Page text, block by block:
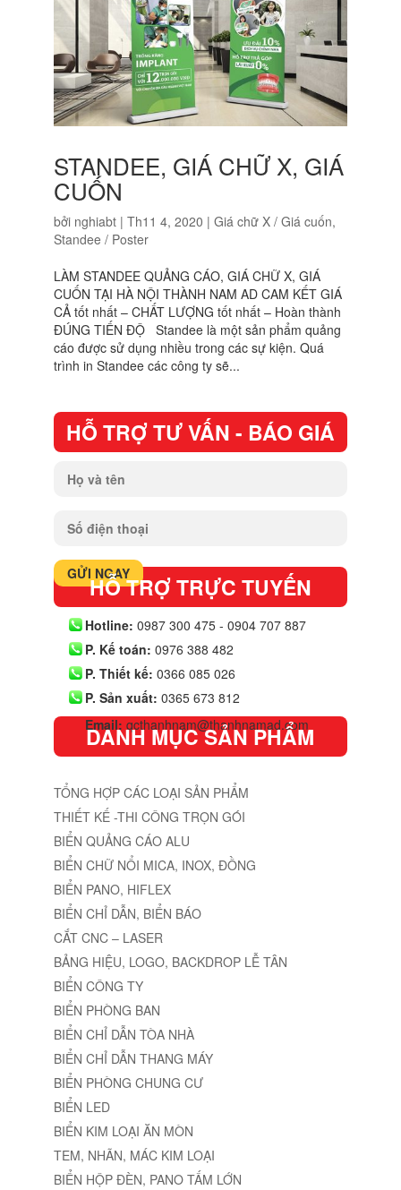
STANDEE, GIÁ CHỮ X, GIÁ
CUỐN
bởi nghiabt| Th11 4, 2020 | Giá chữ X / Giá cuốn,
Standee / Poster
LÀM STANDEE QUẢNG CÁO, GIÁ CHỮ X, GIÁ
CUỐN TẠI HÀ NỘI THÀNH NAM AD CAM KẾT GIÁ
CẢ tốt nhất – CHẤT LƯỢNG tốt nhất – Hoàn thành
ĐÚNG TIẾN ĐỘ Standee là một sản phẩm quảng
cáo được sử dụng nhiều trong các sự kiện. Quá
trình in Standee các công ty sẽ...
HỖ TRỢ TƯ VẤN - BÁO GIÁ
HỖ TRỢ TRỰC TUYẾN
Hotline: 0987 300 475 - 0904 707 887
P. Kế toán: 0976 388 482
P. Thiết kế: 0366 085 026
P. Sản xuất: 0365 673 812
Email: qcthanhnam@thanhnamad.com
DANH MỤC SẢN PHẨM
TỔNG HỢP CÁC LOẠI SẢN PHẨM
THIẾT KẾ -THI CÔNG TRỌN GÓI
BIỂN QUẢNG CÁO ALU
BIỂN CHỮ NỔI MICA, INOX, ĐỒNG
BIỂN PANO, HIFLEX
BIỂN CHỈ DẪN, BIỂN BÁO
CẮT CNC – LASER
BẢNG HIỆU, LOGO, BACKDROP LỄ TÂN
BIỂN CÔNG TY
BIỂN PHÒNG BAN
BIỂN CHỈ DẪN TÒA NHÀ
BIỂN CHỈ DẪN THANG MÁY
BIỂN PHÒNG CHUNG CƯ
BIỂN LED
BIỂN KIM LOẠI ĂN MÒN
TEM, NHÃN, MÁC KIM LOẠI
BIỂN HỘP ĐÈN, PANO TẤM LỚN